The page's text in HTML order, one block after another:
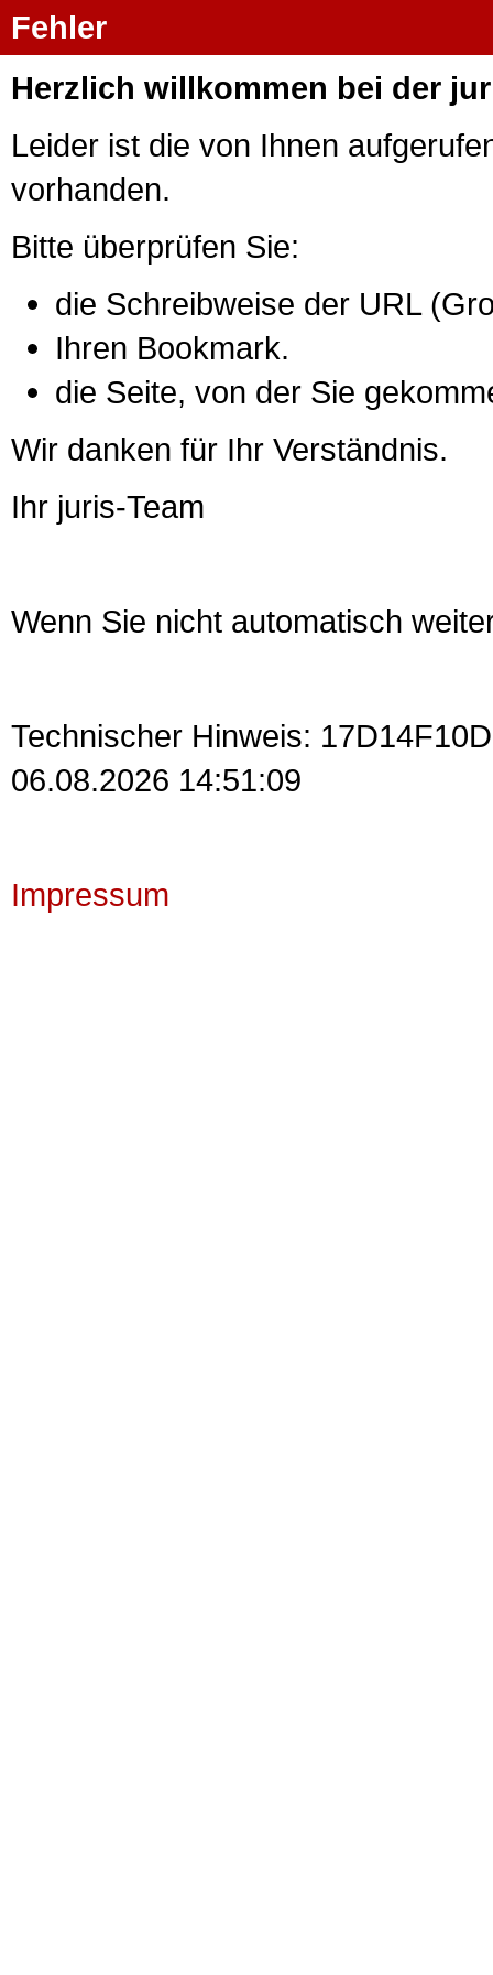
Fehler
Herzlich willkommen bei der
Leider ist die von Ihnen
vorhanden.
Bitte überprüfen Sie:
die Schreibweise der URL
Ihren Bookmark.
die Seite, von der Sie
Wir danken für Ihr Verständnis.
Ihr juris-Team
Wenn Sie nicht automatisch
Technischer Hinweis:
06.08.2026 14:51:09
Impressum